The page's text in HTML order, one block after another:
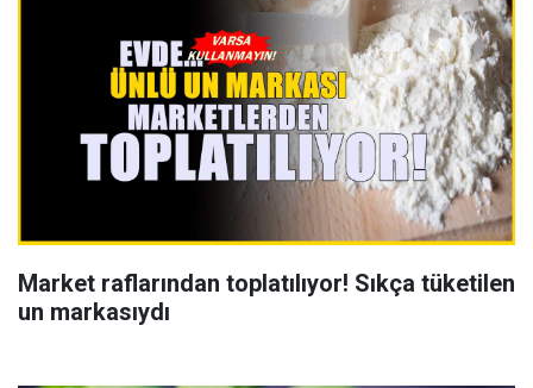
Market raflarından toplatılıyor! Sıkça tüketilen
un markasıydı